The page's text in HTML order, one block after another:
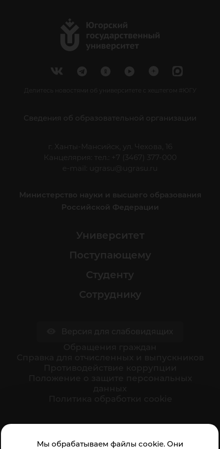
Мы обрабатываем файлы cookie. Они
Делитесь новостями об университете с хештегом #ЮГУ
Сведения об образовательной организации
г. Ханты-Мансийск, ул. Чехова, 16
Канцелярия: тел.: +7 (3467) 377-000
e-mail:
ugrasu@ugrasu.ru
Министерство науки и высшего образования
Российской Федерации
Университет
Поступающему
Студенту
Сотруднику
организации: